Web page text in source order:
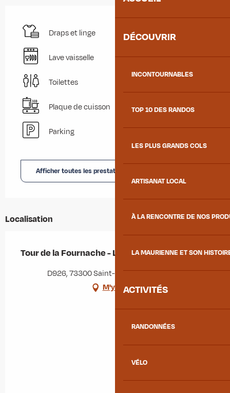
DÉCOUVRIR
INCONTOURNABLES
TOP 10 DES RANDOS
LES PLUS GRANDS COLS
ARTISANAT LOCAL
À LA RENCONTRE DE NOS
LA MAURIENNE ET SON
ACTIVITÉS
RANDONNÉES
VÉLO
Draps et linge
Lave vaisselle
Toilettes
Plaque de cuisson
Parking
Afficher toutes les prestations
Localisation
Tour de la Fournache - La Cardinale
D926, 73300 Saint-Jean-de-Maurienne
M'y rendre